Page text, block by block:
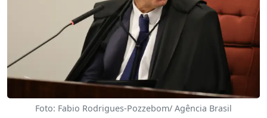
Foto: Fabio Rodrigues-Pozzebom/ Agência Brasil